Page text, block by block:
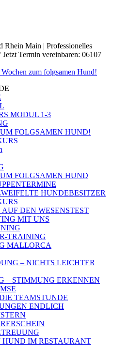
Main | Professionelles
Termin vereinbaren: 06107
MODUL 1-3
FOLGSAMEN HUND!
FOLGSAMEN HUND
HUNDEBESITZER
DEN WESENSTEST
MIT UNS
TRAINING
MALLORCA
– NICHTS LEICHTER
– STIMMUNG ERKENNEN
TEAMSTUNDE
ENDLICH
HUND IM RESTAURANT